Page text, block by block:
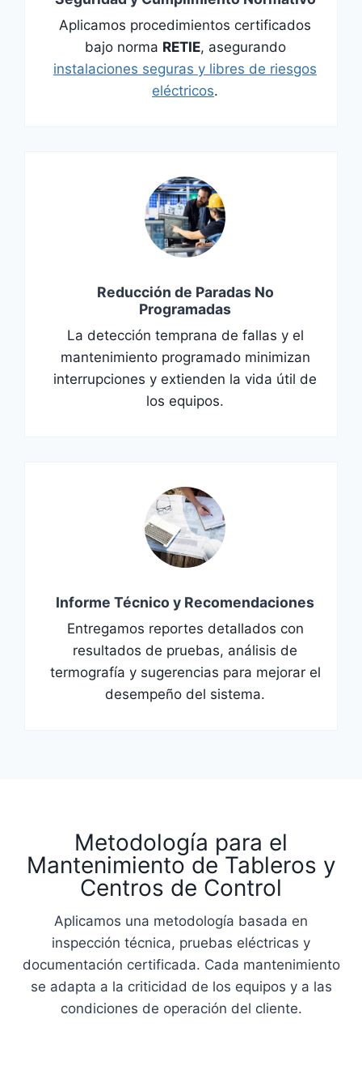
Aplicamos procedimientos certificados
bajo norma RETIE, asegurando
instalaciones seguras y libres de riesgos
eléctricos.
Reducción de Paradas No
Programadas
La detección temprana de fallas y el
mantenimiento programado minimizan
interrupciones y extienden la vida útil de
los equipos.
Informe Técnico y Recomendaciones
Entregamos reportes detallados con
resultados de pruebas, análisis de
termografía y sugerencias para mejorar el
desempeño del sistema.
Metodología para el
Mantenimiento de Tableros y
Centros de Control
Aplicamos una metodología basada en
inspección técnica, pruebas eléctricas y
documentación certificada. Cada mantenimiento
se adapta a la criticidad de los equipos y a las
condiciones de operación del cliente.